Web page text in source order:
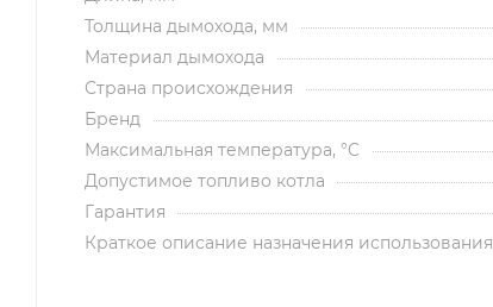
Толщина дымохода, мм
Материал дымохода
Страна происхождения
Бренд
Максимальная температура, °C
Допустимое топливо котла
Гарантия
Краткое описание назначения использования